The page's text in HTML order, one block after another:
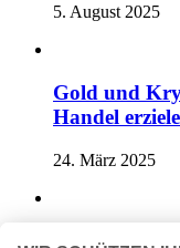
5. August 2025
Gold und
Handel
24. März 2025
Ethereum